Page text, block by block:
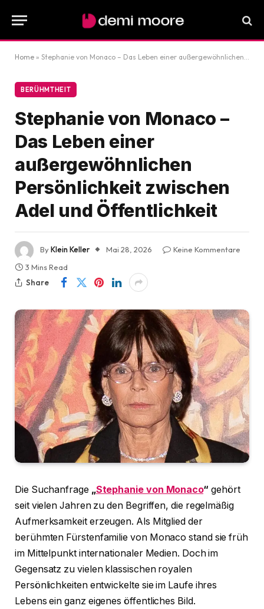
Home » Stephanie von Monaco – Das Leben einer außergewöhnlichen Persönlichkeit zwischen Adel und Öffentlichkeit
BERÜHMTHEIT
Stephanie von Monaco –
Das Leben einer
außergewöhnlichen
Persönlichkeit zwischen
Adel und Öffentlichkeit
ByKlein Keller Mai 28, 2026
Keine Kommentare
3 Mins Read
Share
Die Suchanfrage „Stephanie von Monaco“ gehört
seit vielen Jahren zu den Begriffen, die regelmäßig
Aufmerksamkeit erzeugen. Als Mitglied der
berühmten Fürstenfamilie von Monaco stand sie früh
im Mittelpunkt internationaler Medien. Doch im
Gegensatz zu vielen klassischen royalen
Persönlichkeiten entwickelte sie im Laufe ihres
Lebens ein ganz eigenes öffentliches Bild.